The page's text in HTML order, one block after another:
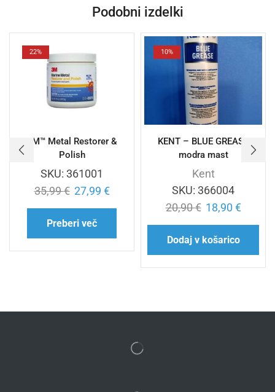
Podobni izdelki
22%
3M™ Metal Restorer &
Polish
SKU: 361001
35,99€ 27,99 €
Preberi več
10%
KENT – BLUE GREASE
modra mast
Kent
SKU: 366004
20,90€ 18,90 €
Dodaj v košarico